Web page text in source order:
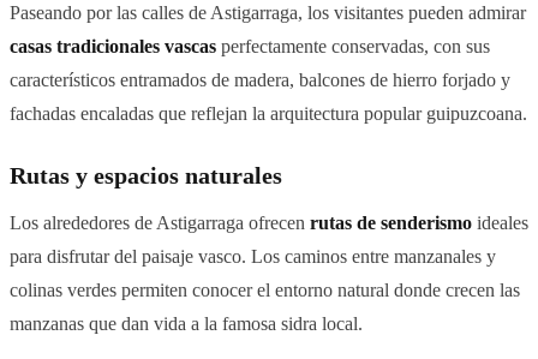
Paseando por las calles de Astigarraga, los visitantes pueden admirar
casas tradicionales vascas perfectamente conservadas, con sus
característicos entramados de madera, balcones de hierro forjado y
fachadas encaladas que reflejan la arquitectura popular guipuzcoana.
Rutas y espacios naturales
Los alrededores de Astigarraga ofrecen rutas de senderismo ideales
para disfrutar del paisaje vasco. Los caminos entre manzanales y
colinas verdes permiten conocer el entorno natural donde crecen las
manzanas que dan vida a la famosa sidra local.